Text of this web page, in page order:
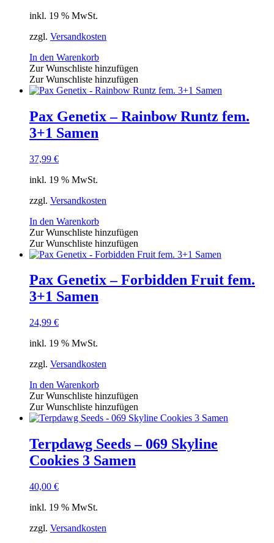
inkl. 19 % MwSt.
zzgl. Versandkosten
In den Warenkorb
Zur Wunschliste hinzufügen
Zur Wunschliste hinzufügen
Pax Genetix – Rainbow Runtz fem.
3+1 Samen
37,99 €
inkl. 19 % MwSt.
zzgl. Versandkosten
In den Warenkorb
Zur Wunschliste hinzufügen
Zur Wunschliste hinzufügen
Pax Genetix – Forbidden Fruit fem.
3+1 Samen
24,99 €
inkl. 19 % MwSt.
zzgl. Versandkosten
In den Warenkorb
Zur Wunschliste hinzufügen
Zur Wunschliste hinzufügen
Terpdawg Seeds – 069 Skyline
Cookies 3 Samen
40,00 €
inkl. 19 % MwSt.
zzgl. Versandkosten